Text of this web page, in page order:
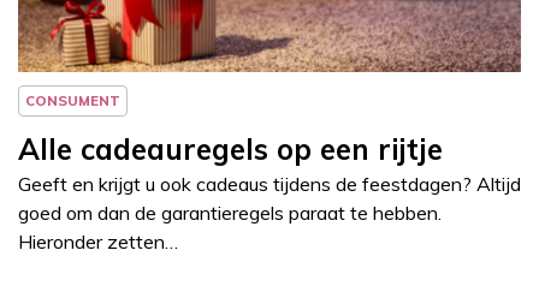
CONSUMENT
Alle cadeauregels op een rijtje
Geeft en krijgt u ook cadeaus tijdens de feestdagen? Altijd
goed om dan de garantieregels paraat te hebben.
Hieronder zetten…